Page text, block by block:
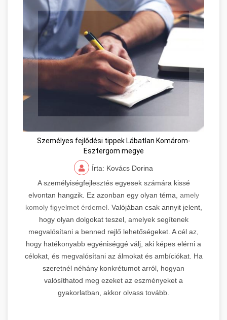
Személyes fejlődési tippek Lábatlan Komárom-
Esztergom megye
Írta: Kovács Dorina
A személyiségfejlesztés egyesek számára kissé
elvontan hangzik. Ez azonban egy olyan téma, amely
komoly figyelmet érdemel. Valójában csak annyit jelent,
hogy olyan dolgokat teszel, amelyek segítenek
megvalósítani a benned rejlő lehetőségeket. A cél az,
hogy hatékonyabb egyéniséggé válj, aki képes elérni a
célokat, és megvalósítani az álmokat és ambíciókat. Ha
szeretnél néhány konkrétumot arról, hogyan
valósíthatod meg ezeket az eszményeket a
gyakorlatban, akkor olvass tovább.